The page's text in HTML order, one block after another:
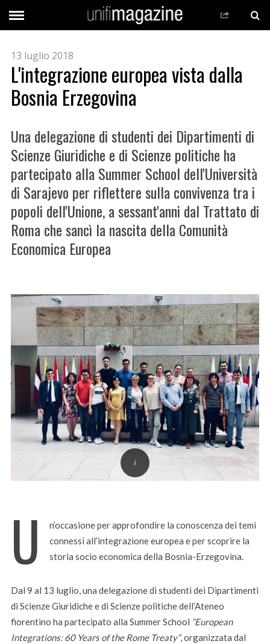
13 luglio 2018
L'integrazione europea vista dalla
Bosnia Erzegovina
Una delegazione di studenti dei Dipartimenti di
Scienze Giuridiche e di Scienze politiche ha
partecipato alla Summer School dell'Università
di Sarajevo per riflettere sulla convivenza tra i
popoli dell'Unione, a sessant'anni dal Trattato di
Roma che sancì la nascita della Comunità
Economica Europea
U
n’occasione per approfondire la conoscenza dei temi
connessi all’integrazione europea e per scoprire la
storia socio economica della Bosnia-Erzegovina.
Dal 9 al 13 luglio, una delegazione di studenti dei Dipartimenti
di Scienze Giuridiche e di Scienze politiche dell’Ateneo
fiorentino ha partecipato alla Summer School “European
Integrations: 60 Years of the Rome Treaty”, organizzata dal